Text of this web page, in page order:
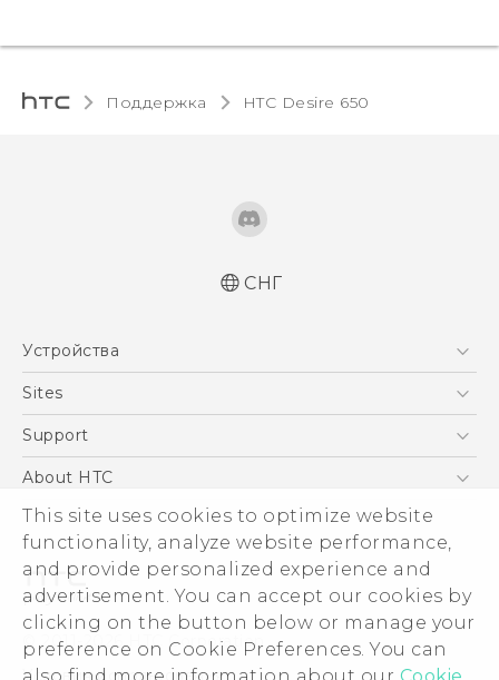
This site uses cookies to optimize website
functionality, analyze website performance,
and provide personalized experience and
advertisement. You can accept our cookies by
clicking on the button below or manage your
preference on Cookie Preferences. You can
Поддержка HTC Desire 650‎
Русский - Руководство пользователя
Қазақ - Пайдаланушы нұсқаулығы
СНГ
Устройства
5G
EXODUS
VIVE
Sites
HTC Dev
Support
ПОДДЕРЖКА
About HTC
ESG
Инвестирование
Политика конфиденциальности
Безопасность продуктов
Вакансии
© 2011-2026 HTC Corporation
Условия использования.